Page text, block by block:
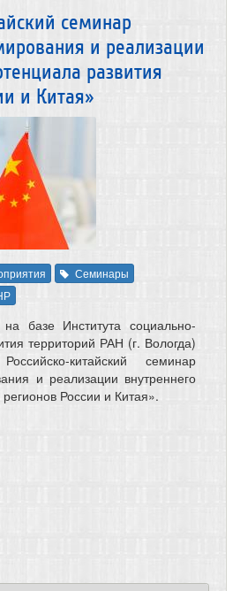
семинар
и реализации
развития
и Китая»
Семинары
базе Института социально-
территорий РАН (г. Вологда)
китайский семинар
и реализации внутреннего
России и Китая».